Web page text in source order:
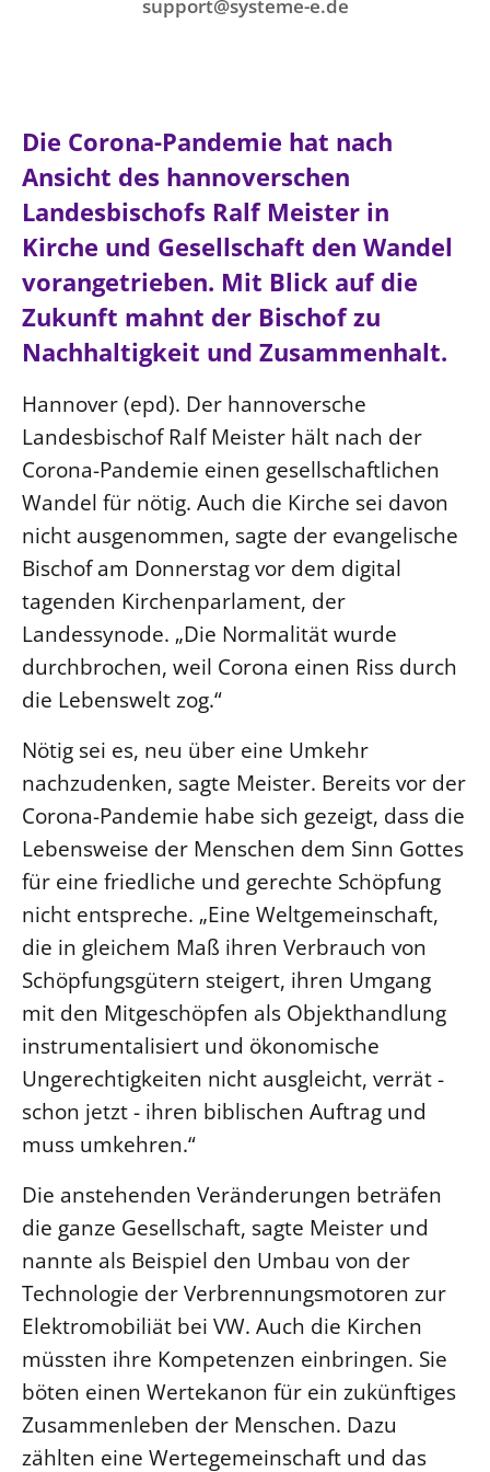
support@systeme-e.de
Die Corona-Pandemie hat nach
Ansicht des hannoverschen
Landesbischofs Ralf Meister in
Kirche und Gesellschaft den Wandel
vorangetrieben. Mit Blick auf die
Zukunft mahnt der Bischof zu
Nachhaltigkeit und Zusammenhalt.
Hannover (epd). Der hannoversche
Landesbischof Ralf Meister hält nach der
Corona-Pandemie einen gesellschaftlichen
Wandel für nötig. Auch die Kirche sei davon
nicht ausgenommen, sagte der evangelische
Bischof am Donnerstag vor dem digital
tagenden Kirchenparlament, der
Landessynode. „Die Normalität wurde
durchbrochen, weil Corona einen Riss durch
die Lebenswelt zog.“
Nötig sei es, neu über eine Umkehr
nachzudenken, sagte Meister. Bereits vor der
Corona-Pandemie habe sich gezeigt, dass die
Lebensweise der Menschen dem Sinn Gottes
für eine friedliche und gerechte Schöpfung
nicht entspreche. „Eine Weltgemeinschaft,
die in gleichem Maß ihren Verbrauch von
Schöpfungsgütern steigert, ihren Umgang
mit den Mitgeschöpfen als Objekthandlung
instrumentalisiert und ökonomische
Ungerechtigkeiten nicht ausgleicht, verrät -
schon jetzt - ihren biblischen Auftrag und
muss umkehren.“
Die anstehenden Veränderungen beträfen
die ganze Gesellschaft, sagte Meister und
nannte als Beispiel den Umbau von der
Technologie der Verbrennungsmotoren zur
Elektromobiliät bei VW. Auch die Kirchen
müssten ihre Kompetenzen einbringen. Sie
böten einen Wertekanon für ein zukünftiges
Zusammenleben der Menschen. Dazu
zählten eine Wertegemeinschaft und das
LANDESKIRCHENAMT
Willkommen
Kollegium
Rechnungsprüfungsamt
Fachstelle Sexualisierte Gewalt
Beschwerdestellen
Kirchenämter
Gleichstellung
Datenschutz
Geschäftsstelle Landessynode
LANDESSYNODE
27. Landessynode
Kontakt
Hintergrund
MITARBEIT
Beruf
Freie Stellen
BIBLIOTHEK & ARCHIV
SERVICE
Älterwerden im Pfarrberuf
Beteiligungsverfahren
Beschwerdestellen
Ephoralbüro
Finanzplanung
Fundraising
IT-Service
Corporate Design
Interventionsplan
Jahresgespräche
Kantine Speiseplan
Kirchliches Amtsblatt
Kirchliche Verwaltung
Klimaschutzgesetz
Kunstreferat
Positionen
Ökumene
Religionen
Erneuerbare Energien
Mobilität
Naturschutz
Gebäude
Barrierefreiheit
Presse
Freie Stellen
Service für Gemeinden
Suche